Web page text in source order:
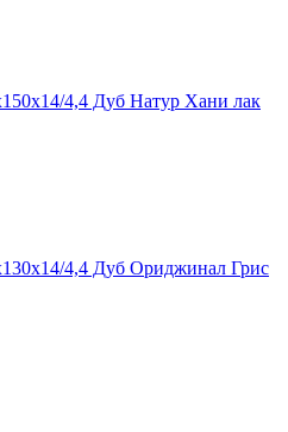
4,4 Дуб Натур Хани лак
4,4 Дуб Ориджинал Грис